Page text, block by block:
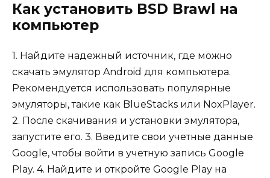
Как установить BSD Brawl на
компьютер
1. Найдите надежный источник, где можно
скачать эмулятор Android для компьютера.
Рекомендуется использовать популярные
эмуляторы, такие как BlueStacks или NoxPlayer.
2. После скачивания и установки эмулятора,
запустите его. 3. Введите свои учетные данные
Google, чтобы войти в учетную запись Google
Play. 4. Найдите и откройте Google Play на